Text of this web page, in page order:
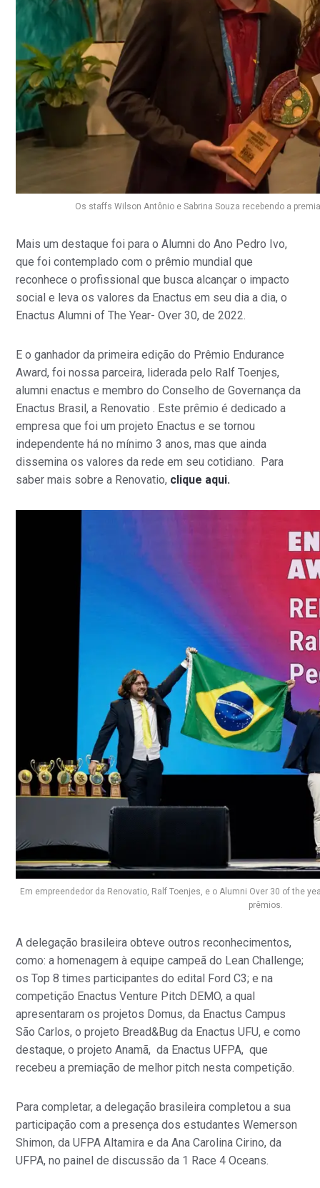
Os staffs Wilson Antônio e Sabrina Souza recebendo a
Mais um destaque foi para o Alumni do Ano Pedro Ivo,
que foi contemplado com o prêmio mundial que
reconhece o profissional que busca alcançar o impacto
social e leva os valores da Enactus em seu dia a dia, o
Enactus Alumni of The Year- Over 30, de 2022.
E o ganhador da primeira edição do Prêmio Endurance
Award,foi nossa parceira, liderada pelo Ralf Toenjes,
alumni enactus e membro doConselho de Governança da
Enactus Brasil, a Renovatio . Este prêmioé dedicado a
empresa que foi um projeto Enactus e se tornou
independente há no mínimo 3 anos, mas que ainda
dissemina os valores da rede em seu cotidiano. Para
saber mais sobre a Renovatio, clique aqui.
Em empreendedor da Renovatio, Ralf Toenjes, e o Alumni Over 30 of the
prêmios.
A delegação brasileira obteve outros reconhecimentos,
como: a homenagem à equipe campeã do Lean Challenge;
os Top 8 times participantes do edital Ford C3; e na
competição Enactus Venture Pitch DEMO, a qual
apresentaram os projetos Domus, da Enactus Campus
São Carlos, o projeto Bread&Bug da Enactus UFU, e como
destaque, o projeto Anamã, da Enactus UFPA, que
recebeu a premiação de melhor pitch nesta competição.
Para completar, a delegação brasileira completou a sua
participação com a presença dos estudantes Wemerson
Shimon, da UFPA Altamira e da Ana Carolina Cirino, da
UFPA, no painel de discussão da 1 Race 4 Oceans.